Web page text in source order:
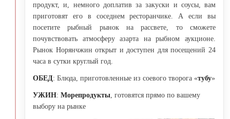
продукт, и, немного доплатив за закуски и соусы, вам
приготовят его в соседнем ресторанчике. А если вы
посетите рыбный рынок на рассвете, то сможете
почувствовать атмосферу азарта на рыбном аукционе.
Рынок Норянчжин открыт и доступен для посещений 24
часа в сутки круглый год.
ОБЕД: Блюда, приготовленные из соевого творога «тубу»
УЖИН: Морепродукты , готовятся прямо по вашему
выбору на рынке